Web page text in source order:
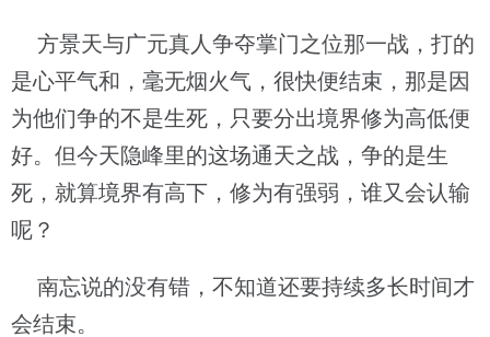
方景天与广元真人争夺掌门之位那一战，打的
是心平气和，毫无烟火气，很快便结束，那是因
为他们争的不是生死，只要分出境界修为高低便
好。但今天隐峰里的这场通天之战，争的是生
死，就算境界有高下，修为有强弱，谁又会认输
呢？
南忘说的没有错，不知道还要持续多长时间才
会结束。